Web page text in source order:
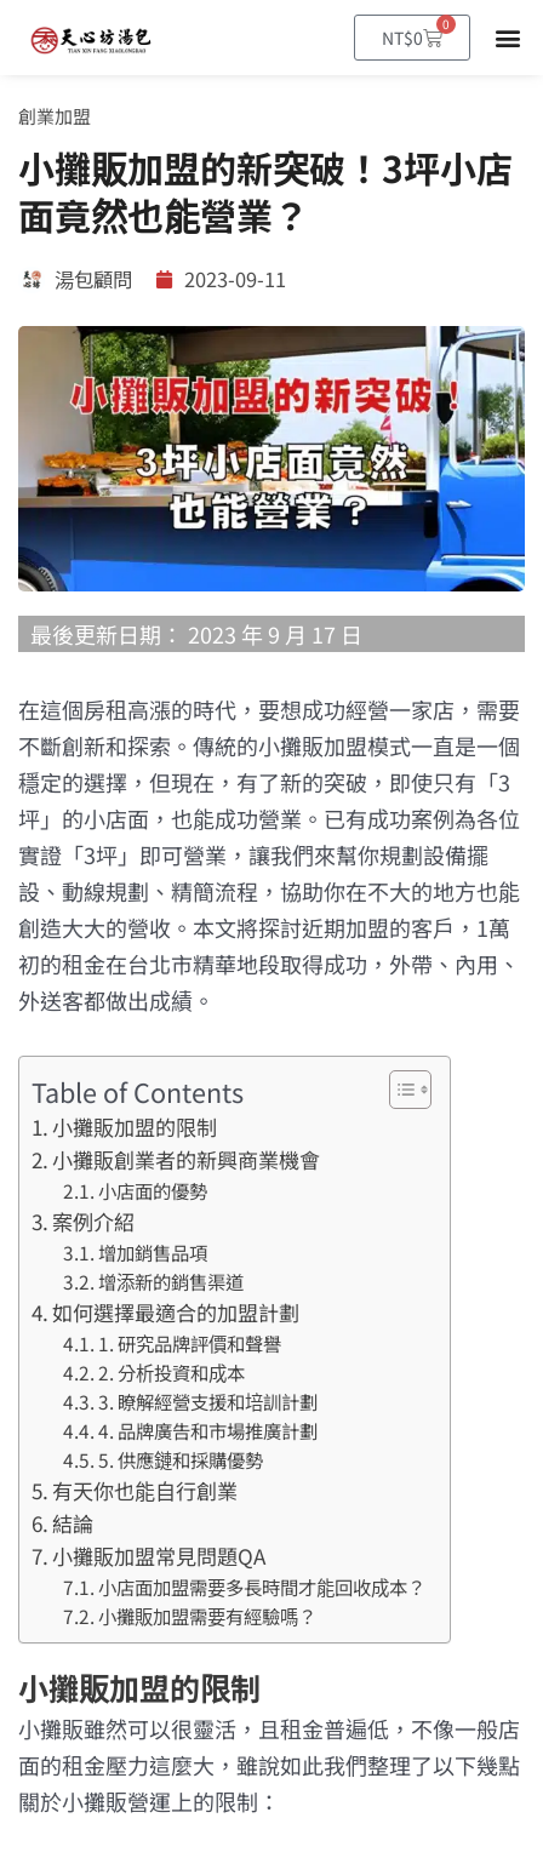
NT$0
0
創業加盟
小攤販加盟的新突破！3坪小店
面竟然也能營業？
湯包顧問 2023-09-11
最後更新日期： 2023 年 9 月 17 日
在這個房租高漲的時代，要想成功經營一家店，需要
不斷創新和探索。傳統的小攤販加盟模式一直是一個
穩定的選擇，但現在，有了新的突破，即使只有「3
坪」的小店面，也能成功營業。已有成功案例為各位
實證「3坪」即可營業，讓我們來幫你規劃設備擺
設、動線規劃、精簡流程，協助你在不大的地方也能
創造大大的營收。本文將探討近期加盟的客戶，1萬
初的租金在台北市精華地段取得成功，外帶、內用、
外送客都做出成績。
Table of Contents
小攤販加盟的限制
小攤販創業者的新興商業機會
小店面的優勢
案例介紹
增加銷售品項
增添新的銷售渠道
如何選擇最適合的加盟計劃
1. 研究品牌評價和聲譽
2. 分析投資和成本
3. 瞭解經營支援和培訓計劃
4. 品牌廣告和市場推廣計劃
5. 供應鏈和採購優勢
有天你也能自行創業
結論
小攤販加盟常見問題QA
小店面加盟需要多長時間才能回收成本？
小攤販加盟需要有經驗嗎？
小攤販加盟的限制
小攤販雖然可以很靈活，且租金普遍低，不像一般店
面的租金壓力這麼大，雖說如此我們整理了以下幾點
關於小攤販營運上的限制：